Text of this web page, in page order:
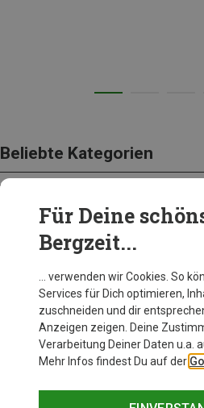
Beliebte Kategorien
BEKLEIDUNG
Für Deine
Bergzeit...
… verwenden wir Cookies. So
Services für Dich optimieren,
zuschneiden und dir
Anzeigen zeigen. Deine
Verarbeitung Deiner Daten u.a.
Mehr Infos findest Du auf der